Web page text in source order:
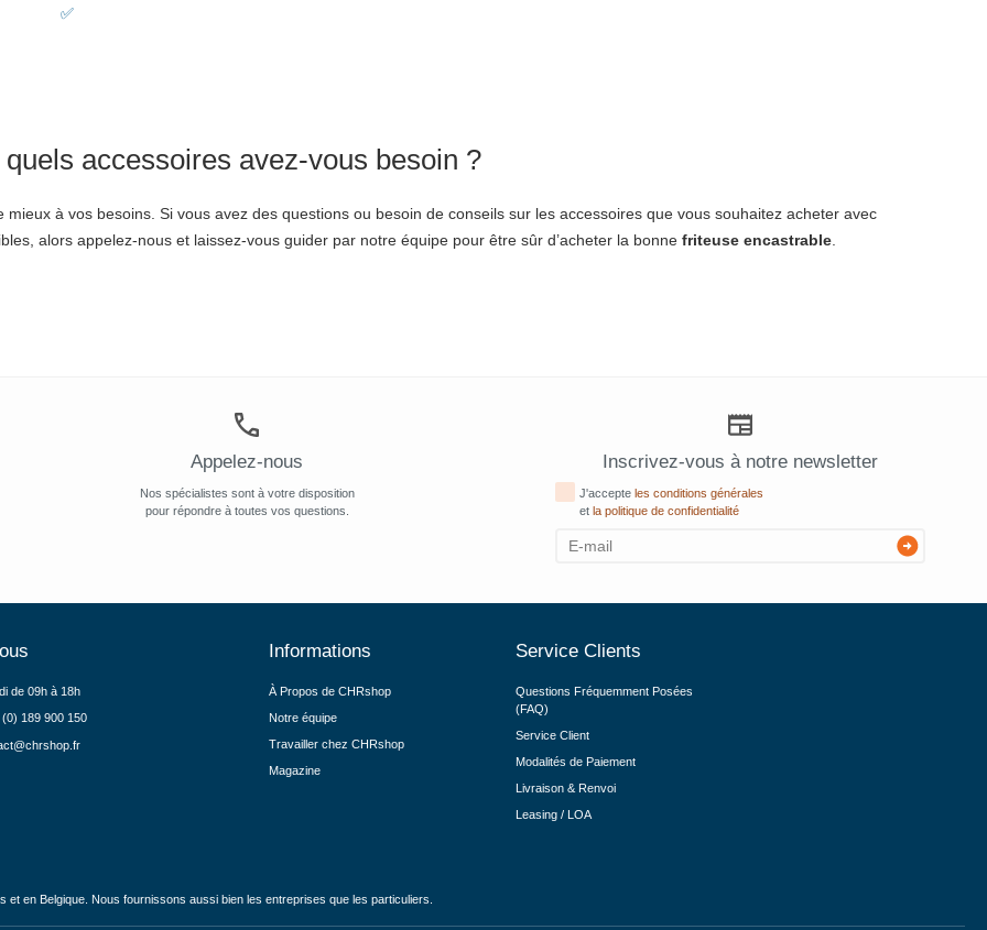
✅
accessoires avez-vous besoin ?
à vos besoins. Si vous avez des questions ou besoin de conseils sur les accessoires que vous souhaitez acheter avec
alors appelez-nous et laissez-vous guider par notre équipe pour être sûr d’acheter la bonne friteuse encastrable
Appelez-nous
Nos spécialistes sont à votre disposition
pour répondre à toutes vos questions.
Inscrivez-vous à notre newsletter
J'accepteles conditions générales
etla politique de confidentialité
de 09h à 18h
(0) 189 900 150
Informations
À Propos de CHRshop
Notre équipe
Travailler chez CHRshop
Magazine
Service Clients
Questions Fréquemment Posées
(FAQ)
Service Client
Modalités de Paiement
Livraison & Renvoi
Leasing / LOA
en Belgique. Nous fournissons aussi bien les entreprises que les particuliers.